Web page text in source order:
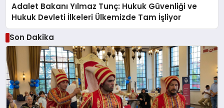
Adalet Bakanı Yılmaz Tunç: Hukuk Güvenliği ve
Hukuk Devleti İlkeleri Ülkemizde Tam İşliyor
Son Dakika